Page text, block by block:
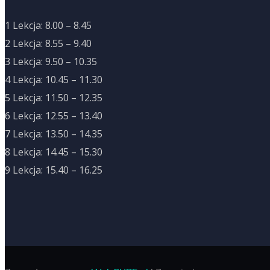
1 Lekcja: 8.00 – 8.45
2 Lekcja: 8.55 – 9.40
3 Lekcja: 9.50 – 10.35
4 Lekcja: 10.45 – 11.30
5 Lekcja: 11.50 – 12.35
6 Lekcja: 12.55 – 13.40
7 Lekcja: 13.50 – 14.35
8 Lekcja: 14.45 – 15.30
9 Lekcja: 15.40 – 16.25